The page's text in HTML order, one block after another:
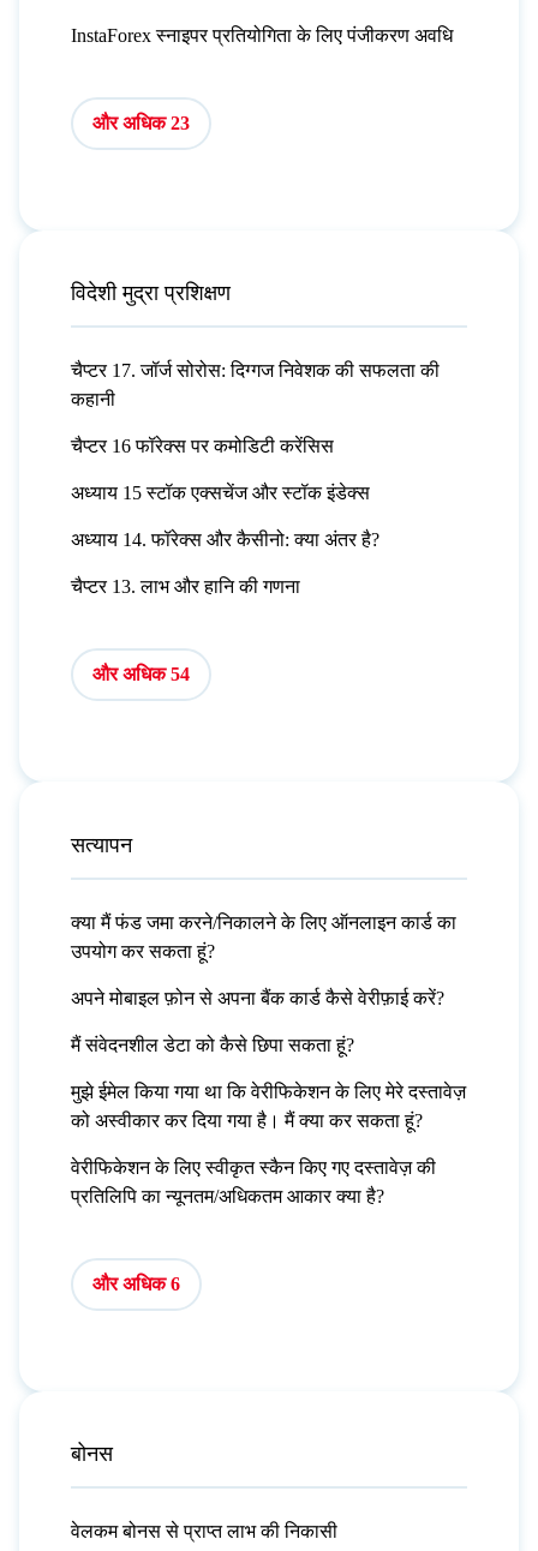
InstaForex स्नाइपर प्रतियोगिता के लिए पंजीकरण अवधि
और अधिक 23
विदेशी मुद्रा प्रशिक्षण
चैप्टर 17. जॉर्ज सोरोस: दिग्गज निवेशक की सफलता की
कहानी
चैप्टर 16 फॉरेक्स पर कमोडिटी करेंसिस
अध्याय 15 स्टॉक एक्सचेंज और स्टॉक इंडेक्स
अध्याय 14. फॉरेक्स और कैसीनो: क्या अंतर है?
चैप्टर 13. लाभ और हानि की गणना
और अधिक 54
सत्यापन
क्या मैं फंड जमा करने/निकालने के लिए ऑनलाइन कार्ड का
उपयोग कर सकता हूं?
अपने मोबाइल फ़ोन से अपना बैंक कार्ड कैसे वेरीफ़ाई करें?
मैं संवेदनशील डेटा को कैसे छिपा सकता हूं?
मुझे ईमेल किया गया था कि वेरीफिकेशन के लिए मेरे दस्तावेज़
को अस्वीकार कर दिया गया है। मैं क्या कर सकता हूं?
वेरीफिकेशन के लिए स्वीकृत स्कैन किए गए दस्तावेज़ की
प्रतिलिपि का न्यूनतम/अधिकतम आकार क्या है?
और अधिक 6
बोनस
वेलकम बोनस से प्राप्त लाभ की निकासी